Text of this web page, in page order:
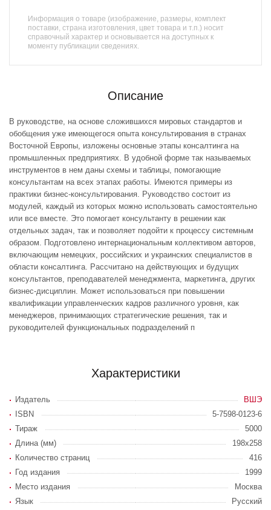
Информация о товаре (изображение, размеры, комплект
поставки, страна изготовления, цвет товара и т.п.) носит
справочный характер и основывается на доступных к
моменту публикации сведениях.
Описание
В руководстве, на основе сложившихся мировых стандартов и
обобщения уже имеющегося опыта консультирования в странах
Восточной Европы, изложены основные этапы консалтинга на
промышленных предприятиях. В удобной форме так называемых
инструментов в нем даны схемы и таблицы, помогающие
консультантам на всех этапах работы. Имеются примеры из
практики бизнес-консультирования. Руководство состоит из
модулей, каждый из которых можно использовать самостоятельно
или все вместе. Это помогает консультанту в решении как
отдельных задач, так и позволяет подойти к процессу системным
образом. Подготовлено интернациональным коллективом авторов,
включающим немецких, российских и украинских специалистов в
области консалтинга. Рассчитано на действующих и будущих
консультантов, преподавателей менеджмента, маркетинга, других
бизнес-дисциплин. Может использоваться при повышении
квалификации управленческих кадров различного уровня, как
менеджеров, принимающих стратегические решения, так и
руководителей функциональных подразделений п
Характеристики
Издатель
ВШЭ
ISBN
5-7598-0123-6
Тираж
5000
Длина (мм)
198x258
Количество страниц
416
Год издания
1999
Место издания
Москва
Язык
Русский